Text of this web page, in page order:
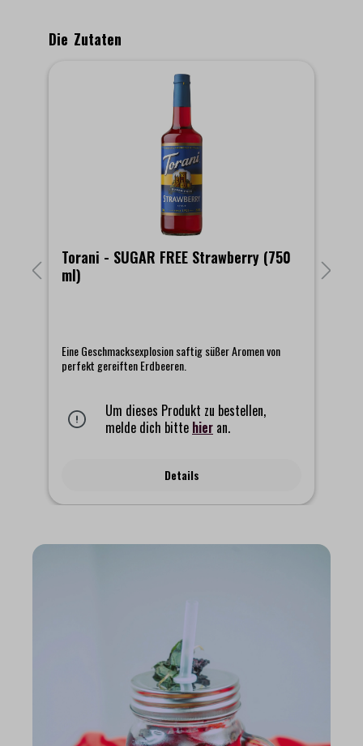
Produktgalerie überspringen
Die Zutaten
Torani - SUGAR FREE Strawberry (750
ml)
Eine Geschmacksexplosion saftig süßer Aromen von
perfekt gereiften Erdbeeren.
Um dieses Produkt zu bestellen,
melde dich bitte hier an.
Details